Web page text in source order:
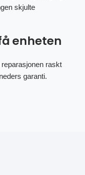
skjulte
enheten
raskt
garanti.